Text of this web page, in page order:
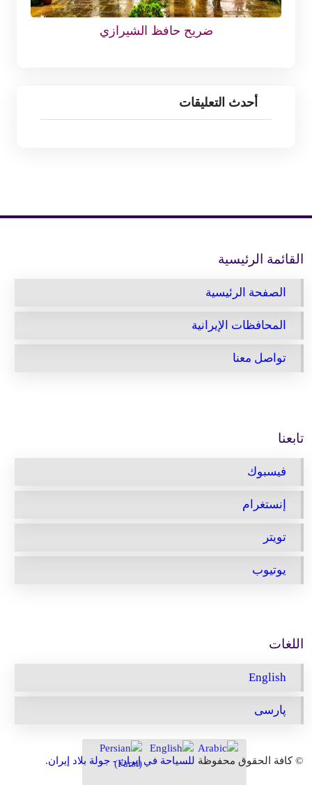
ضريح حافظ الشيرازي
أحدث التعليقات
القائمة الرئيسية
الصفحة الرئيسية
المحافظات الإيرانية
تواصل معنا
تابعنا
فيسبوك
إنستغرام
تویتر
يوتيوب
اللغات
English
پارسی
© كافة الحقوق محفوظة للسياحة في إيران - جولة بلاد إيران.